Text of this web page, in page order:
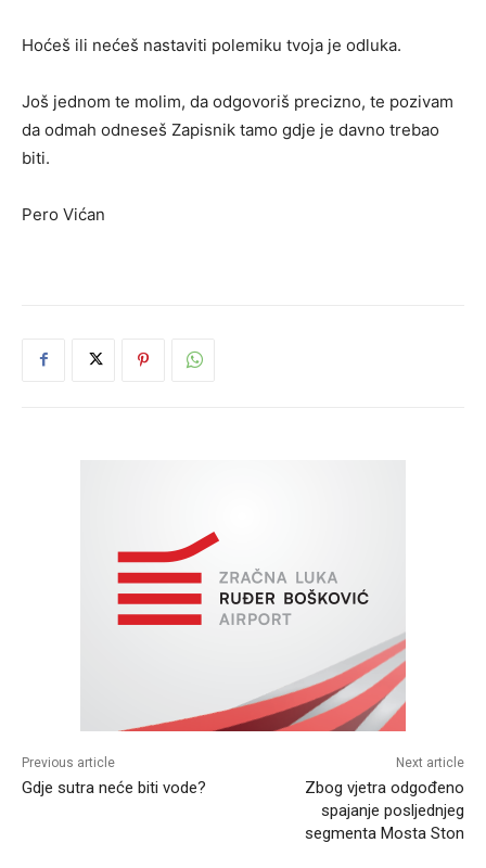
Hoćeš ili nećeš nastaviti polemiku tvoja je odluka.
Još jednom te molim, da odgovoriš precizno, te pozivam
da odmah odneseš Zapisnik tamo gdje je davno trebao
biti.
Pero Vićan
Previous article
Gdje sutra neće biti vode?
Next article
Zbog vjetra odgođeno
spajanje posljednjeg
segmenta Mosta Ston